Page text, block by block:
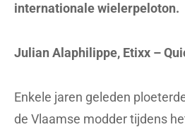
internationale wielerpeloton.
Julian Alaphilippe, Etixx –
Enkele jaren geleden
de Vlaamse modder tijdens